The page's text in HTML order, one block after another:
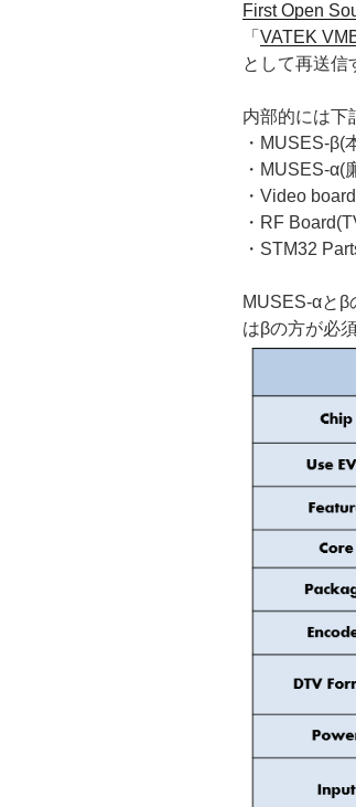
First Open
「 VATEK
として再送信
内部的には下
・MUSES-β(
・MUSES-α(
・Video
・RF
・STM32
MUSES-αとβ
はβの方が必